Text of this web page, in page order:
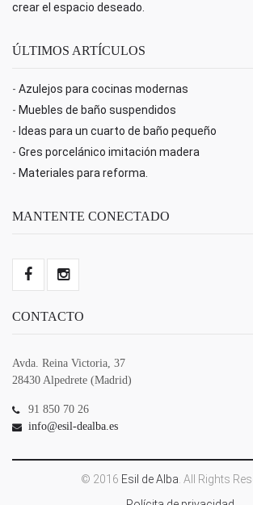
crear el espacio deseado.
ÚLTIMOS ARTÍCULOS
- Azulejos para cocinas modernas
- Muebles de baño suspendidos
- Ideas para un cuarto de baño pequeño
- Gres porcelánico imitación madera
- Materiales para reforma.
MANTENTE CONECTADO
CONTACTO
Avda. Reina Victoria, 37
28430 Alpedrete (Madrid)
91 850 70 26
info@esil-dealba.es
© 2016 Esil de Alba . All Rights